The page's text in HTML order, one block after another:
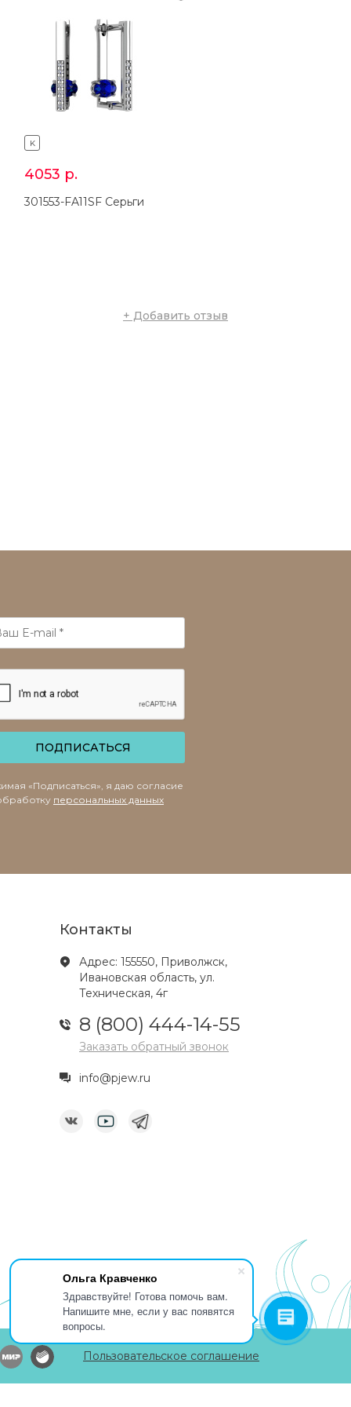
Ольга Кравченко
Здравствуйте! Готова помочь вам.
Напишите мне, если у вас появятся
вопросы.
K
4053 р.
301553-FA11SF Серьги
+ Добавить отзыв
ПОДПИСАТЬСЯ
«Подписаться», я даю согласие
персональных данных
Контакты
Адрес: 155550, Приволжск,
Ивановская область, ул.
Техническая, 4г
8 (800) 444-14-55
Заказать обратный звонок
info@pjew.ru
Пользовательское соглашение